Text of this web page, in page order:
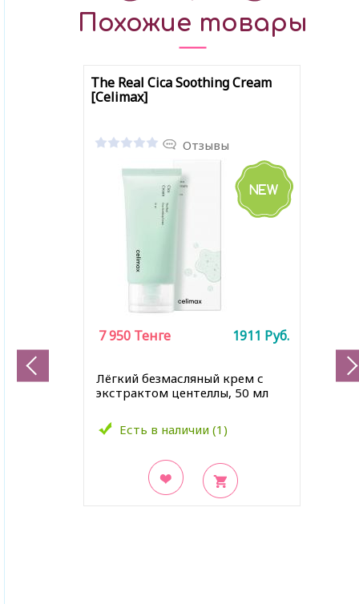
Похожие товары
The Real Cica Soothing Cream
[Celimax]
Отзывы
Лёгкий безмасляный крем с
экстрактом центеллы, 50 мл
Есть в наличии (1)
7 950 Тенге 1911 Руб.